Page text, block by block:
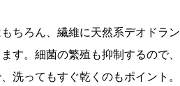
ちろん、繊維に天然系デオドラ
す。細菌の繁殖も抑制するので
洗ってもすぐ乾くのもポイント